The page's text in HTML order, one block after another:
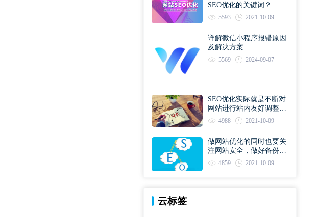
SEO优化的关键词？
5593 2021-10-09
详解微信小程序报错原因
及解决方案
5569 2024-09-07
SEO优化实际就是不断对
网站进行站内友好调整直
到符合优化规则
4988 2021-10-09
做网站优化的同时也要关
注网站安全，做好备份工
作 4859 2021-10-09
云标签